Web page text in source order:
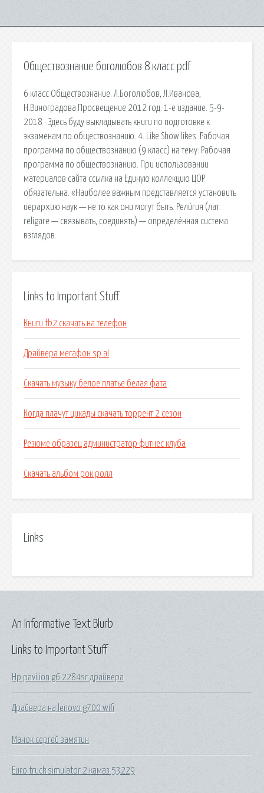
Обществознание боголюбов 8 класс pdf
6 класс Обществознание. Л.Боголюбов, Л.Иванова,
Н.Виноградова Просвещение 2012 год. 1-е издание. 5-9-
2018 · Здесь буду выкладывать книги по подготовке к
экзаменам по обществознанию. 4. Like Show likes. Рабочая
программа по обществознанию (9 класс) на тему: Рабочая
программа по обществознанию. При использовании
материалов сайта ссылка на Единую коллекцию ЦОР
обязательна. «Наиболее важным представляется установить
иерархию наук — не то как они могут быть. Рели́гия (лат.
religare — связывать, соединять) — определённая система
взглядов.
Links to Important Stuff
Книги fb2 скачать на телефон
Драйвера мегафон sp al
Скачать музыку белое платье белая фата
Когда плачут цикады скачать торрент 2 сезон
Резюме образец администратор фитнес клуба
Скачать альбом рок ролл
Links
Links to Important Stuff
Hp pavilion g6 2284sr драйвера
Драйвера на lenovo g700 wifi
Манок сергей замятин
Euro truck simulator 2 камаз 53229
An Informative Text Blurb